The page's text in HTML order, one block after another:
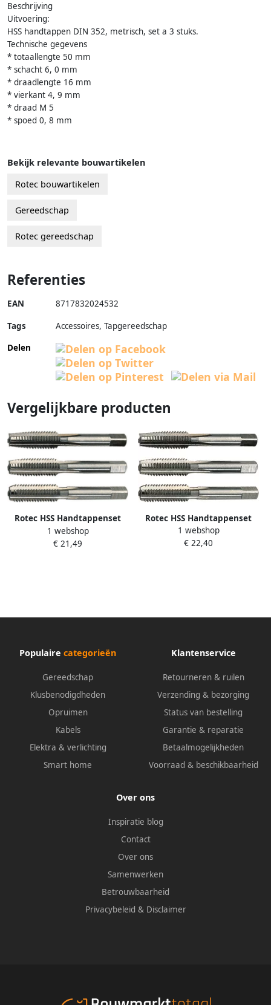
Beschrijving
Uitvoering:
HSS handtappen DIN 352, metrisch, set a 3 stuks.
Technische gegevens
* totaallengte 50 mm
* schacht 6, 0 mm
* draadlengte 16 mm
* vierkant 4, 9 mm
* draad M 5
* spoed 0, 8 mm
Bekijk relevante bouwartikelen
Rotec bouwartikelen
Gereedschap
Rotec gereedschap
Referenties
EAN 8717832024532
Tags
Accessoires, Tapgereedschap
Delen
Vergelijkbare producten
Rotec HSS Handtappenset
metrisch M 4 5 x 0 75
3000450
1 webshop
€ 21,49
Rotec HSS Handtappenset
metrisch M 3 5 x 0 6 3000350
1 webshop
€ 22,40
Populaire categorieën
Gereedschap
Klusbenodigdheden
Opruimen
Kabels
Elektra & verlichting
Smart home
Klantenservice
Retourneren & ruilen
Verzending & bezorging
Status van bestelling
Garantie & reparatie
Betaalmogelijkheden
Voorraad & beschikbaarheid
Over ons
Inspiratie blog
Contact
Over ons
Samenwerken
Betrouwbaarheid
Privacybeleid & Disclaimer